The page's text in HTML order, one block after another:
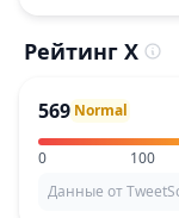
Рейтинг X
569 Normal
0 100
Данные от